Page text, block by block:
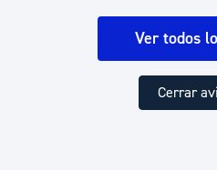
Ver todos
Cerrar